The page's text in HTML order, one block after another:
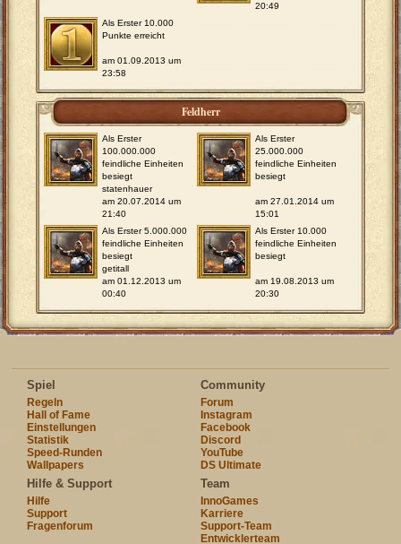
20:49
Als Erster 10.000
Punkte erreicht
am 01.09.2013 um
23:58
Feldherr
Als Erster
100.000.000
feindliche Einheiten
besiegt
statenhauer
am 20.07.2014 um
21:40
Als Erster
25.000.000
feindliche Einheiten
besiegt
am 27.01.2014 um
15:01
Als Erster 5.000.000
feindliche Einheiten
besiegt
getitall
am 01.12.2013 um
00:40
Als Erster 10.000
feindliche Einheiten
besiegt
am 19.08.2013 um
20:30
Spiel
Regeln
Hall of Fame
Einstellungen
Statistik
Speed-Runden
Wallpapers
Community
Forum
Instagram
Facebook
Discord
YouTube
DS Ultimate
Hilfe & Support
Hilfe
Support
Fragenforum
Team
InnoGames
Karriere
Support-Team
Entwicklerteam